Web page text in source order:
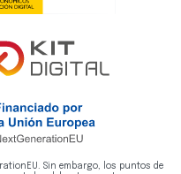
Sin embargo, los puntos de